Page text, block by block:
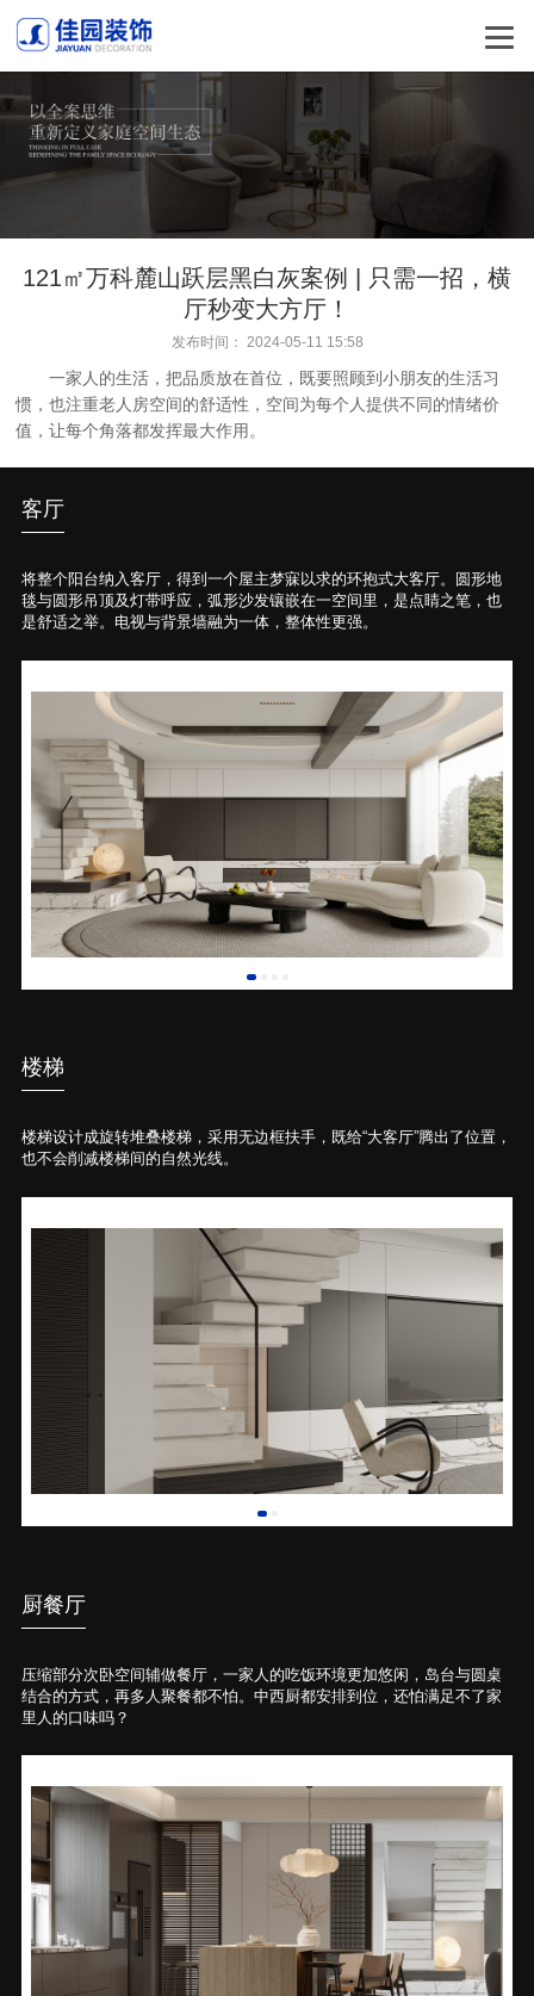
121㎡万科麓山跃层黑白灰案例 | 只需一招，横
厅秒变大方厅！
发布时间： 2024-05-11 15:58
一家人的生活，把品质放在首位，既要照顾到小朋友的生活习
惯，也注重老人房空间的舒适性，空间为每个人提供不同的情绪价
值，让每个角落都发挥最大作用。
客厅
将整个阳台纳入客厅，得到一个屋主梦寐以求的环抱式大客厅。圆形地
毯与圆形吊顶及灯带呼应，弧形沙发镶嵌在一空间里，是点睛之笔，也
是舒适之举。电视与背景墙融为一体，整体性更强。
楼梯
楼梯设计成旋转堆叠楼梯，采用无边框扶手，既给“大客厅”腾出了位置，
也不会削减楼梯间的自然光线。
厨餐厅
压缩部分次卧空间辅做餐厅，一家人的吃饭环境更加悠闲，岛台与圆桌
结合的方式，再多人聚餐都不怕。中西厨都安排到位，还怕满足不了家
里人的口味吗？